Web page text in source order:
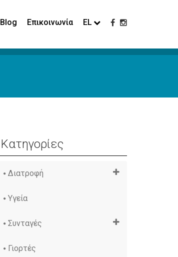
Blog Επικοινωνία EL
Κατηγορίες
Διατροφή
Υγεία
Συνταγές
Γιορτές